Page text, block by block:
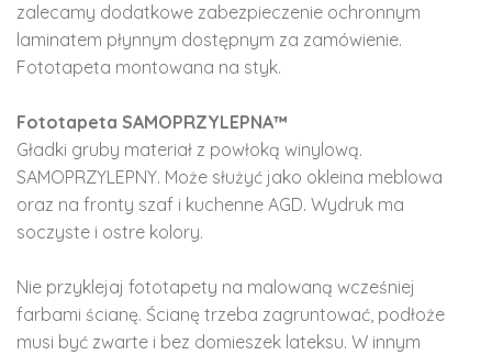
zalecamy dodatkowe zabezpieczenie ochronnym
laminatem płynnym dostępnym za zamówienie.
Fototapeta montowana na styk.
Fototapeta SAMOPRZYLEPNA™
Gładki gruby materiał z powłoką winylową.
SAMOPRZYLEPNY. Może służyć jako okleina meblowa
oraz na fronty szaf i kuchenne AGD. Wydruk ma
soczyste i ostre kolory.
Nie przyklejaj fototapety na malowaną wcześniej
farbami ścianę. Ścianę trzeba zagruntować, podłoże
musi być zwarte i bez domieszek lateksu. W innym